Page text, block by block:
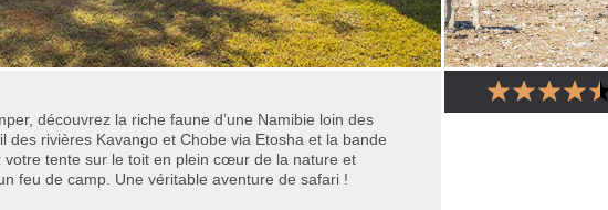
découvrez la riche faune d’une Namibie loin des
des rivières Kavango et Chobe via Etosha et la bande
votre tente sur le toit en plein cœur de la nature et
feu de camp. Une véritable aventure de safari !